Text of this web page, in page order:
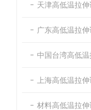
天津高低温拉
广东高低温拉
中国台湾高低
上海高低温拉
材料高低温拉